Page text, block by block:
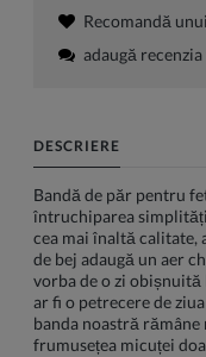
Recomandă
adaugă recenzia
DESCRIERE
Bandă de păr pentru
întruchiparea
cea mai înaltă calitate,
de bej adaugă un aer
vorba de o zi obișnuită
ar fi o petrecere de
banda noastră
frumusețea micuței